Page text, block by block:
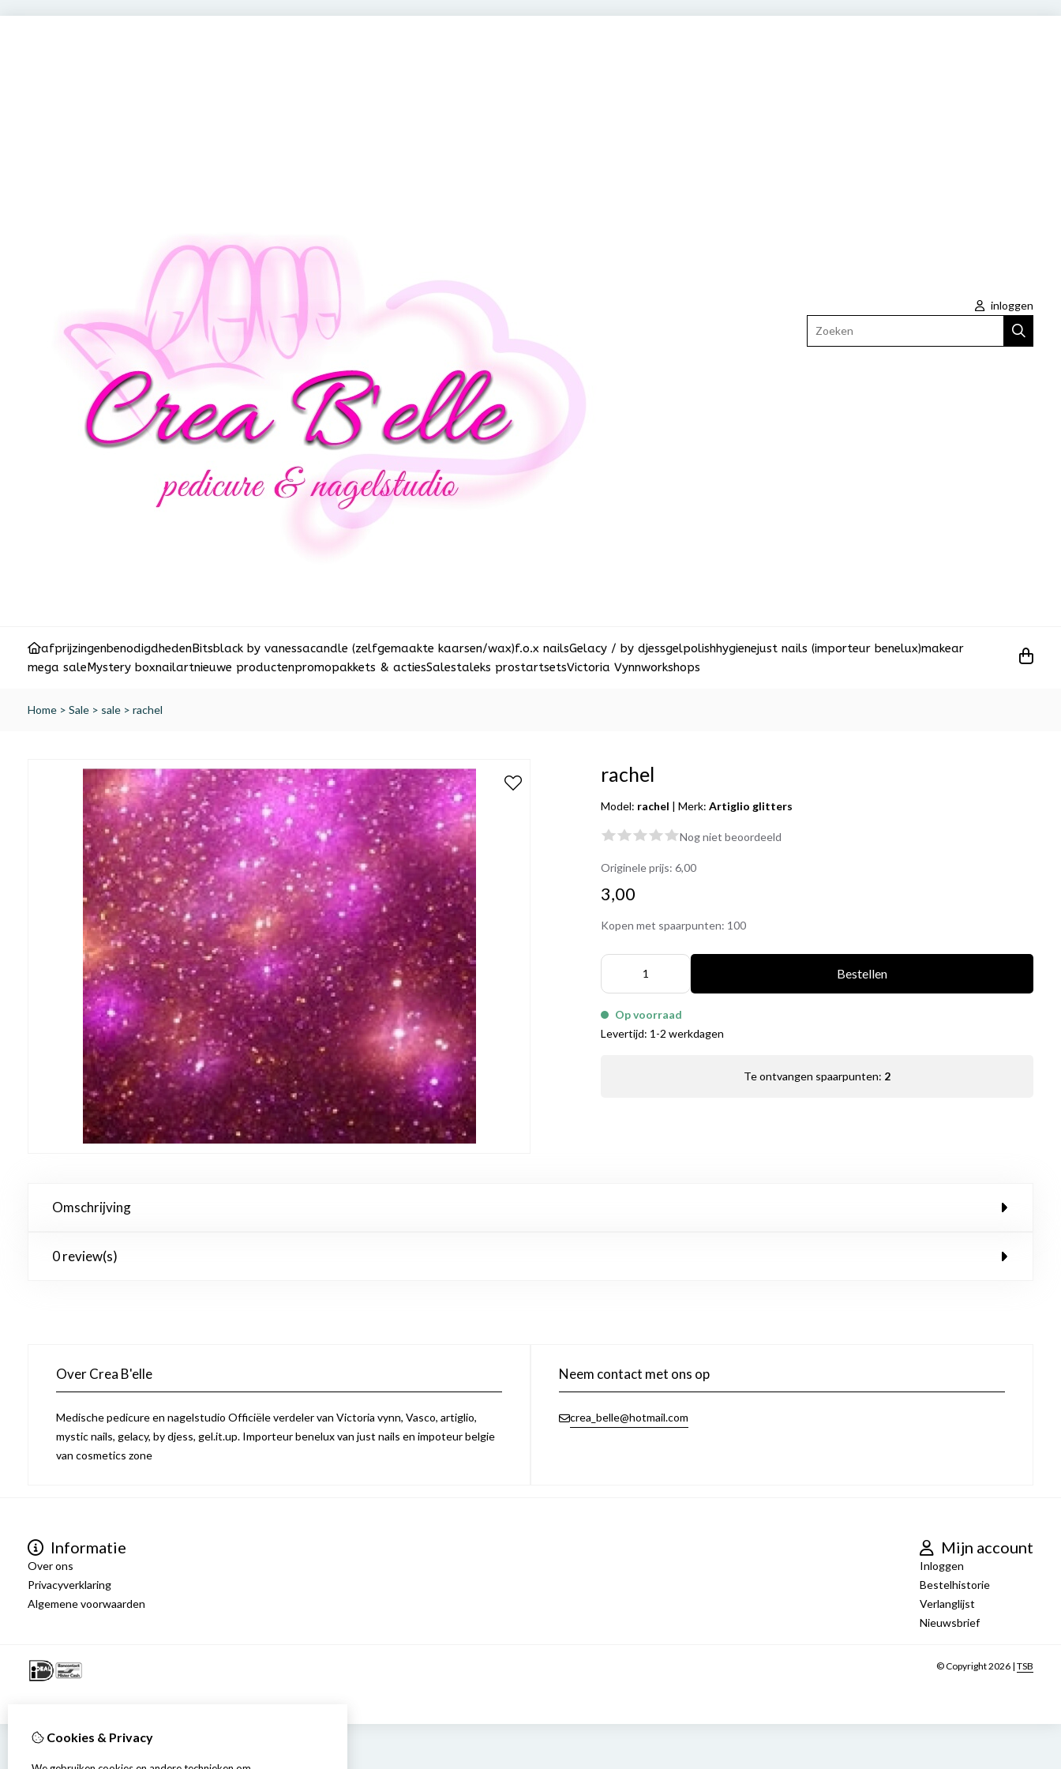
inloggen
afprijzingenbenodigdhedenBitsblack by vanessacandle (zelfgemaakte kaarsen/wax)f.o.x nailsGelacy / by djessgelpolishhygienejust nails (importeur benelux)makear
mega saleMystery boxnailartnieuwe productenpromopakkets & actiesSalestaleks prostartsetsVictoria Vynnworkshops
Home > Sale > sale > rachel
rachel
Model: rachel |Merk:Artiglio glitters
Nog niet beoordeeld
Originele prijs:6,00
3,00
Kopen met spaarpunten: 100
Bestellen
Op voorraad
Levertijd: 1-2 werkdagen
Te ontvangen spaarpunten: 2
Omschrijving
0 review(s)
Over Crea B'elle
Medische pedicure en nagelstudio Officiële verdeler van Victoria vynn, Vasco, artiglio,
mystic nails, gelacy, by djess, gel.it.up. Importeur benelux van just nails en impoteur belgie
van cosmetics zone
Neem contact met ons op
crea_belle@hotmail.com
Informatie
Over ons
Privacyverklaring
Algemene voorwaarden
Mijn account
Inloggen
Bestelhistorie
Verlanglijst
Nieuwsbrief
© Copyright 2026 | TSB
Cookies & Privacy